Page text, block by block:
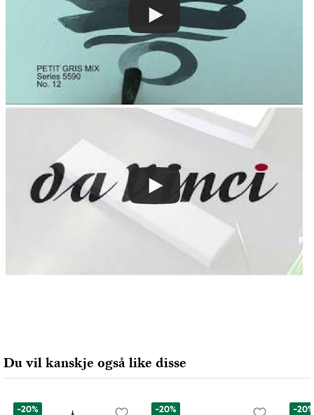
Du vil kanskje også like disse
-20% -20% -